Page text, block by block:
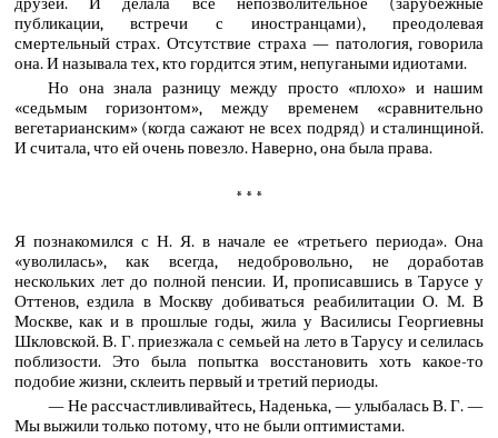
публикации, встречи с иностранцами), преодолевая
смертельный страх. Отсутствие страха — патология, говорила
она. И называла тех, кто гордится этим, непугаными идиотами.
Но она знала разницу между просто «плохо» и нашим
«седьмым горизонтом», между временем «сравнительно
вегетарианским» (когда сажают не всех подряд) и сталинщиной.
И считала, что ей очень повезло. Наверно, она была права.
* * *
Я познакомился с Н. Я. в начале ее «третьего периода». Она
«уволилась», как всегда, недобровольно, не доработав
нескольких лет до полной пенсии. И, прописавшись в Тарусе у
Оттенов, ездила в Москву добиваться реабилитации О. М. В
Москве, как и в прошлые годы, жила у Василисы Георгиевны
Шкловской. В. Г. приезжала с семьей на лето в Тарусу и селилась
поблизости. Это была попытка восстановить хоть какое-то
подобие жизни, склеить первый и третий периоды.
— Не рассчастливливайтесь, Наденька, — улыбалась В. Г. —
Мы выжили только потому, что не были оптимистами.